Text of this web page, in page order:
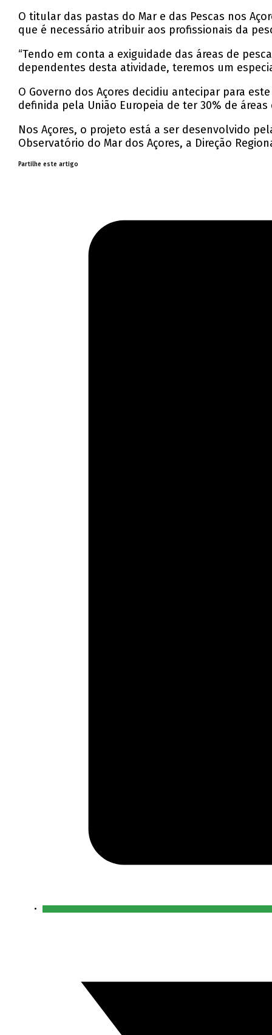
O titular das pastas do Mar e das Pescas nos
que é necessário atribuir aos profissionais da
“Tendo em conta a exiguidade das áreas de
dependentes desta atividade, teremos um
O Governo dos Açores decidiu antecipar para
definida pela União Europeia de ter 30% de
Nos Açores, o projeto está a ser desenvolvido
Observatório do Mar dos Açores, a Direção
Partilhe este artigo